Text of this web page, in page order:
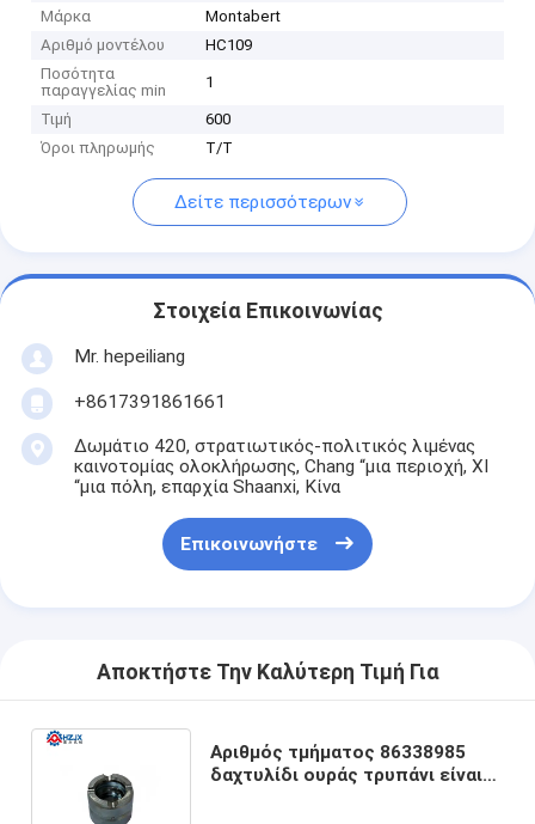
Μάρκα
Montabert
Αριθμό μοντέλου
HC109
Ποσότητα
παραγγελίας min
1
Τιμή
600
Όροι πληρωμής
T/T
Δείτε περισσότερων
Στοιχεία Επικοινωνίας
Mr. hepeiliang
+8617391861661
Δωμάτιο 420, στρατιωτικός-πολιτικός λιμένας
καινοτομίας ολοκλήρωσης, Chang “μια περιοχή, ΧΙ
“μια πόλη, επαρχία Shaanxi, Κίνα
Επικοινωνήστε
Αποκτήστε Την Καλύτερη Τιμή Για
Αριθμός τμήματος 86338985
δαχτυλίδι ουράς τρυπάνι είναι